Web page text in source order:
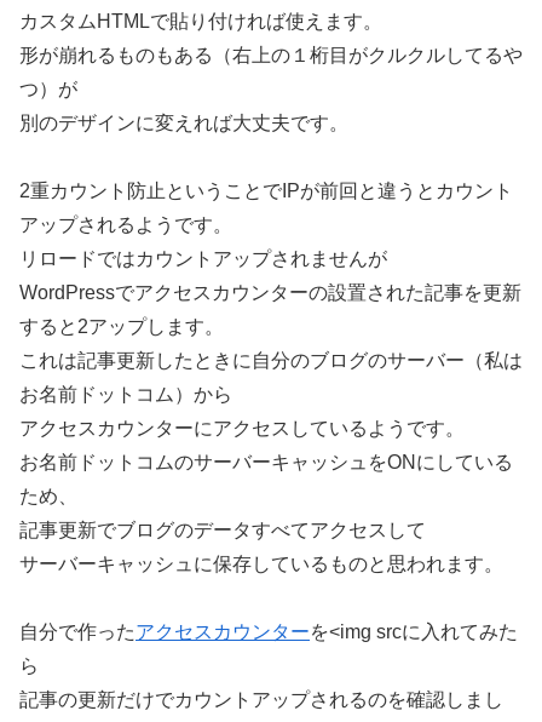
カスタムHTMLで貼り付ければ使えます。
形が崩れるものもある（右上の１桁目がクルクルしてるや
つ）が
別のデザインに変えれば大丈夫です。
2重カウント防止ということでIPが前回と違うとカウント
アップされるようです。
リロードではカウントアップされませんが
WordPressでアクセスカウンターの設置された記事を更新
すると2アップします。
これは記事更新したときに自分のブログのサーバー（私は
お名前ドットコム）から
アクセスカウンターにアクセスしているようです。
お名前ドットコムのサーバーキャッシュをONにしている
ため、
記事更新でブログのデータすべてアクセスして
サーバーキャッシュに保存しているものと思われます。
自分で作ったアクセスカウンターを<img srcに入れてみた
ら
記事の更新だけでカウントアップされるのを確認しまし